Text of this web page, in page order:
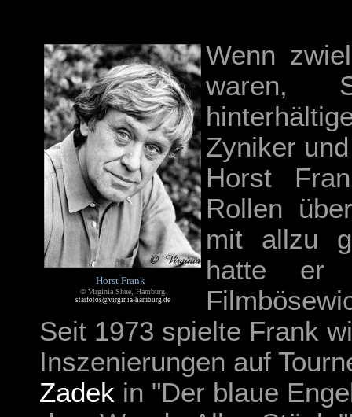
Horst Frank
©Virginia Shue, Hamburg
starfotos@virginia-hamburg.de
Wenn
waren,
Zyniker
Horst
Rollen
mit allzu
hatte er
Seit 1973 spielte Frank
Inszenierungen auf
Zadek in "Der blaue